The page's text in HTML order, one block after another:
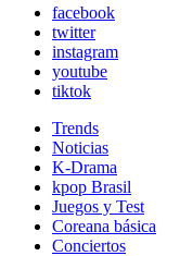
facebook
twitter
instagram
youtube
tiktok
Trends
Noticias
K-Drama
kpop Brasil
Juegos y Test
Coreana básica
Conciertos